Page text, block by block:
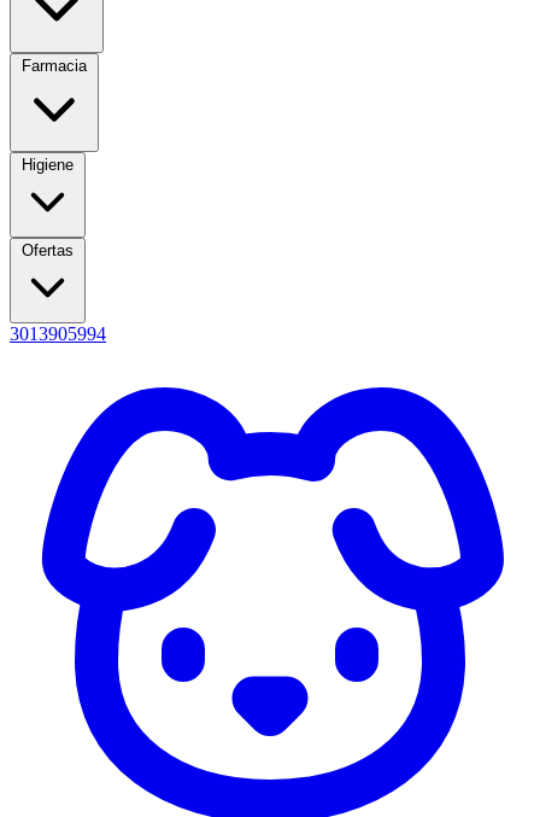
Farmacia
Higiene
Ofertas
3013905994